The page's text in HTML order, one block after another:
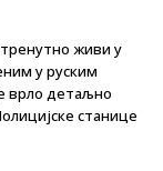
тренутно живи у
у руским
врло детаљно
станице